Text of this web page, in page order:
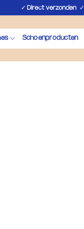
✓ Direct verzonden✓
Schoenproducten